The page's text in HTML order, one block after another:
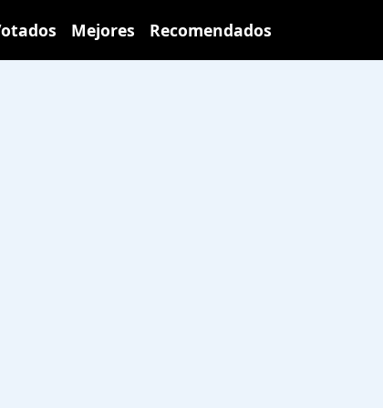
Mejores Recomendados